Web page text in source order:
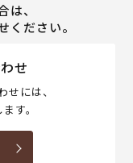
は、
ください。
せ
には、
す。